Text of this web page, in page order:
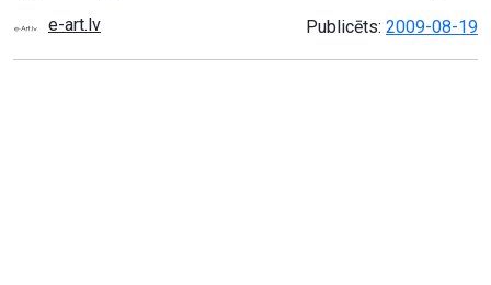
e-art.lv Publicēts: 2009-08-19